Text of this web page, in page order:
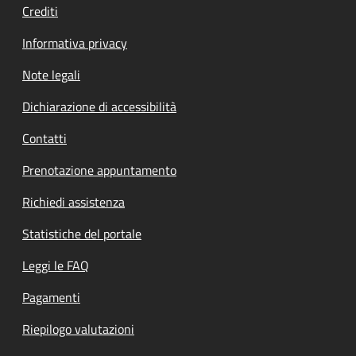
Crediti
Informativa privacy
Note legali
Dichiarazione di accessibilità
Contatti
Prenotazione appuntamento
Richiedi assistenza
Statistiche del portale
Leggi le FAQ
Pagamenti
Riepilogo valutazioni